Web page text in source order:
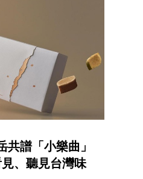
譜「小樂曲」
、聽見台灣味